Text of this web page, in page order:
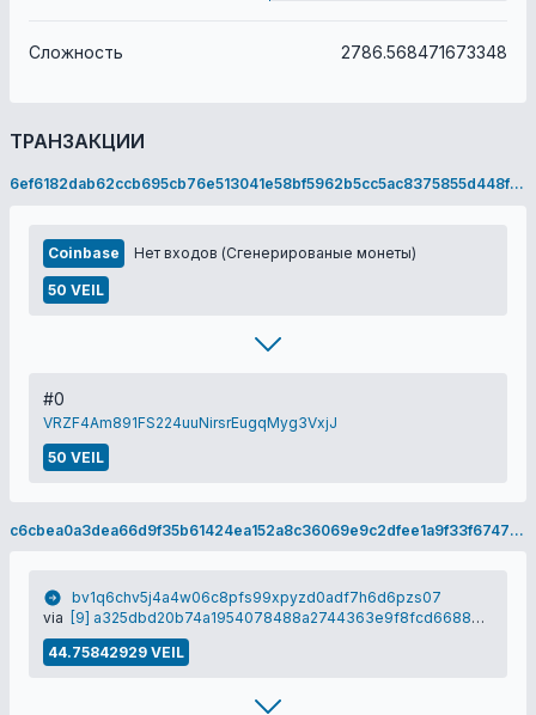
Сложность 2786.568471673348
ТРАНЗАКЦИИ
6ef6182dab62ccb695cb76e513041e58bf5962b5cc5ac8375855d448fc0e5e42
Coinbase Нет входов (Сгенерированые монеты)
50 VEIL
#0
VRZF4Am891FS224uuNirsrEugqMyg3VxjJ
50 VEIL
c6cbea0a3dea66d9f35b61424ea152a8c36069e9c2dfee1a9f33f67476926d1e
bv1q6chv5j4a4w06c8pfs99xpyzd0adf7h6d6pzs07
via
[9] a325dbd20b74a1954078488a2744363e9f8fcd66880890c92448c5a0b55eec15
44.75842929 VEIL